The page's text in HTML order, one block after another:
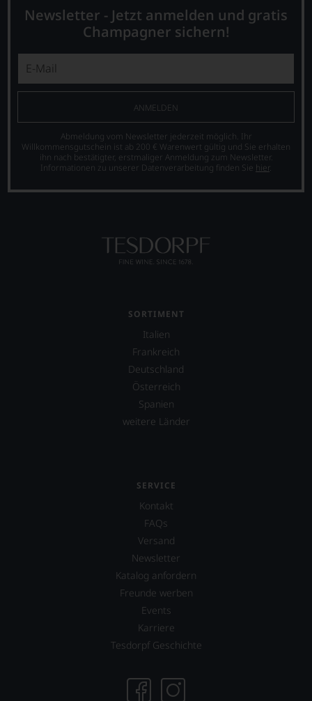
Newsletter - Jetzt anmelden und gratis
Champagner sichern!
ANMELDEN
Abmeldung vom Newsletter jederzeit möglich. Ihr
Willkommensgutschein ist ab 200 € Warenwert gültig und Sie erhalten
ihn nach bestätigter, erstmaliger Anmeldung zum Newsletter.
Informationen zu unserer Datenverarbeitung finden Sie hier.
SORTIMENT
Italien
Frankreich
Deutschland
Österreich
Spanien
weitere Länder
SERVICE
Kontakt
FAQs
Versand
Newsletter
Katalog anfordern
Freunde werben
Events
Karriere
Tesdorpf Geschichte